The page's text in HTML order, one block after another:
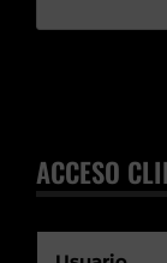
ACCESO